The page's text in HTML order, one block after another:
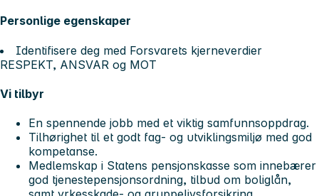
Personlige egenskaper
Identifisere deg med Forsvarets kjerneverdier
RESPEKT, ANSVAR og MOT
Vi tilbyr
En spennende jobb med et viktig samfunnsoppdrag.
Tilhørighet til et godt fag- og utviklingsmiljø med god
kompetanse.
Medlemskap i Statens pensjonskasse som innebærer
god tjenestepensjonsordning, tilbud om boliglån,